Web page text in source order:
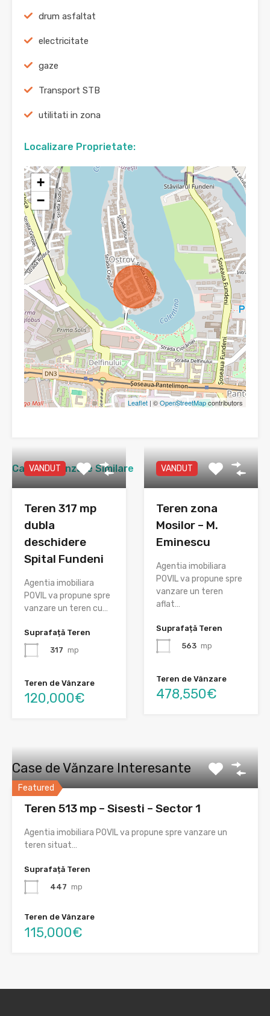
drum asfaltat
electricitate
gaze
Transport STB
utilitati in zona
Localizare Proprietate:
+
−
Leaflet | ©OpenStreetMapcontributors
Case de Vânzare Similare
VANDUT
Teren 317 mp
dubla
deschidere
Spital Fundeni
Agentia imobiliara
POVIL va propune spre
vanzare un teren cu…
Suprafață Teren
317 mp
Teren de Vânzare
120,000€
VANDUT
Teren zona
Mosilor – M.
Eminescu
Agentia imobiliara
POVIL va propune spre
vanzare un teren
aflat…
Suprafață Teren
563 mp
Teren de Vânzare
478,550€
Case de Vănzare Interesante
Featured
Teren 513 mp – Sisesti – Sector 1
Agentia imobiliara POVIL va propune spre vanzare un
teren situat…
Suprafață Teren
447 mp
Teren de Vânzare
115,000€